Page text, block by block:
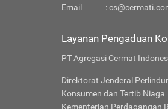
Email
:
Layanan Pengaduan
PT Agregasi Cermat
Direktorat Jenderal
Konsumen dan Tertib Niaga
Kementerian Perdagangan